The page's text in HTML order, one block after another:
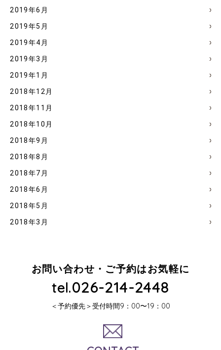
2019年6月
2019年5月
2019年4月
2019年3月
2019年1月
2018年12月
2018年11月
2018年10月
2018年9月
2018年8月
2018年7月
2018年6月
2018年5月
2018年3月
お問い合わせ・ご予約はお気軽に
tel.026-214-2448
＜予約優先＞受付時間9：00〜19：00